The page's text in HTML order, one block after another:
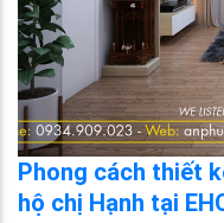
Phong cách thiết
hộ chị Hạnh tại